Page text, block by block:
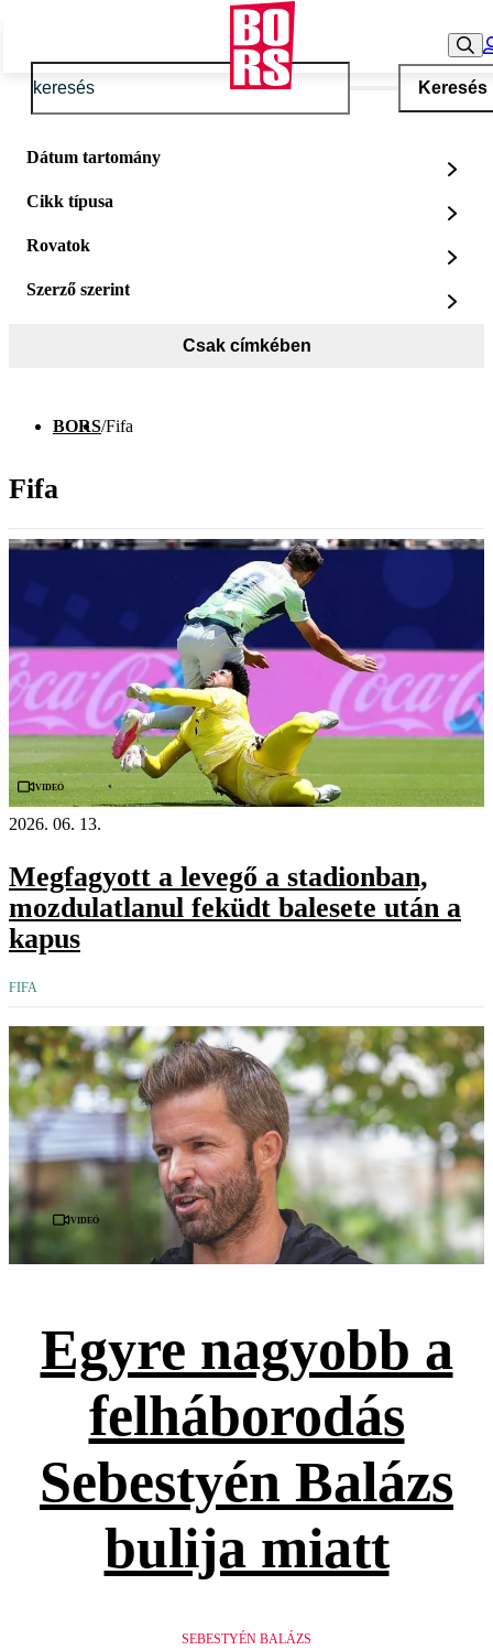
Keresés
Dátum tartomány
Cikk típusa
Rovatok
Szerző szerint
Csak címkében
BORS/Fifa
Fifa
Videó
2026. 06. 13.
Megfagyott a levegő a stadionban,
mozdulatlanul feküdt balesete után a
kapus
FIFA
Videó
Egyre nagyobb a
felháborodás
Sebestyén Balázs
bulija miatt
SEBESTYÉN BALÁZS